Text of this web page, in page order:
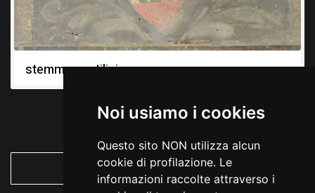
Noi usiamo i cookies
Questo sito NON utilizza alcun
cookie di profilazione. Le
informazioni raccolte attraverso i
stemma gentilizio
VEDI TUTTE